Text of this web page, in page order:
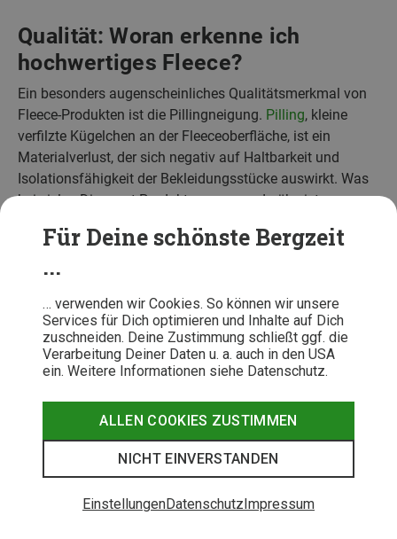
Für Deine schönste Bergzeit
...
… verwenden wir Cookies. So können wir unsere
Services für Dich optimieren und Inhalte auf Dich
zuschneiden. Deine Zustimmung schließt ggf. die
Verarbeitung Deiner Daten u. a. auch in den USA
ein. Weitere Informationen siehe Datenschutz.
ALLEN COOKIES ZUSTIMMEN
NICHT EINVERSTANDEN
EinstellungenDatenschutzImpressum
Qualität: Woran erkenne ich
hochwertiges Fleece?
Ein besonders augenscheinliches Qualitätsmerkmal von
Fleece-Produkten ist die Pillingneigung. Pilling, kleine
verfilzte Kügelchen an der Fleeceoberfläche, ist ein
Materialverlust, der sich negativ auf Haltbarkeit und
Isolationsfähigkeit der Bekleidungsstücke auswirkt. Was
bei vielen Discount-Produkten gang und gäbe ist,
bei den hochwertigen und auf Langlebigkeit ausgelegten
Forschungsevolution.
Am Anfang war Synchilla: Kurze
Geschichte des Fleece
Synchilla, das unverwüstliche Material, dasPatagonias
legendären Fleecejackenin den frühen 1980er-Jahren
zum steten Siegeszug verhalf, stammt aus dem Hause
Malinda Chouinardhatte auf der Suche nach